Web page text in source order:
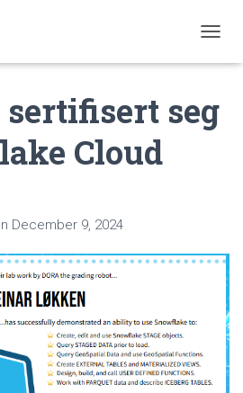
O
L
E
I
seg
Cloud
December 9, 2024